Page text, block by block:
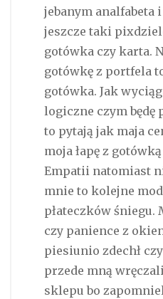
jebanym analfabeta
jeszcze taki
gotówka czy karta.
gotówkę z portfela
gotówka. Jak
logiczne czym będę
to pytają jak maja
moja łapę z
Empatii natomiast
mnie to kolejne
płateczków śniegu.
czy panience z
piesiunio zdechł
przede mną
sklepu bo